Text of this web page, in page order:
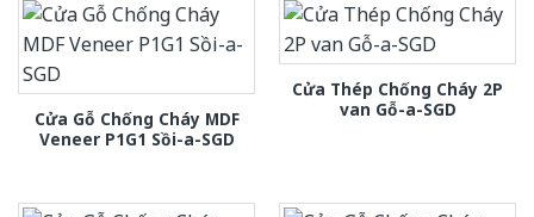
Cửa Gỗ Chống Cháy MDF
Veneer P1G1 Sồi-a-SGD
Cửa Thép Chống Cháy 2P
van Gỗ-a-SGD